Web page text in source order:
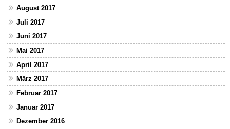
August 2017
Juli 2017
Juni 2017
Mai 2017
April 2017
März 2017
Februar 2017
Januar 2017
Dezember 2016